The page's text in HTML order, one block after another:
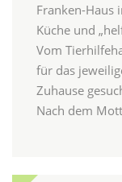
Franken-Haus
Küche und
Vom
für das
Zuhause
Nach dem